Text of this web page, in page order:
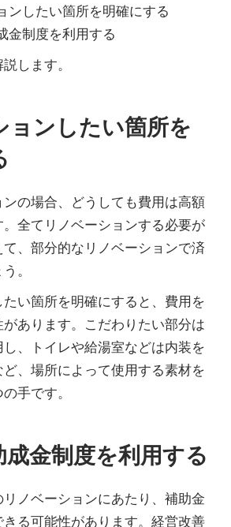
ンしたい箇所を明確にする
金制度を利用する
します。
ョンしたい箇所を
の場合、どうしても費用は高額
全てリノベーションする必要が
、部分的なリノベーションで済
。
たい箇所を明確にすると、費用を
あります。こだわりたい部分は
、トイレや給湯室などは内装を
、場所によって使用する素材を
手です。
金制度を利用する
ノベーションにあたり、補助金
る可能性があります。経営改善